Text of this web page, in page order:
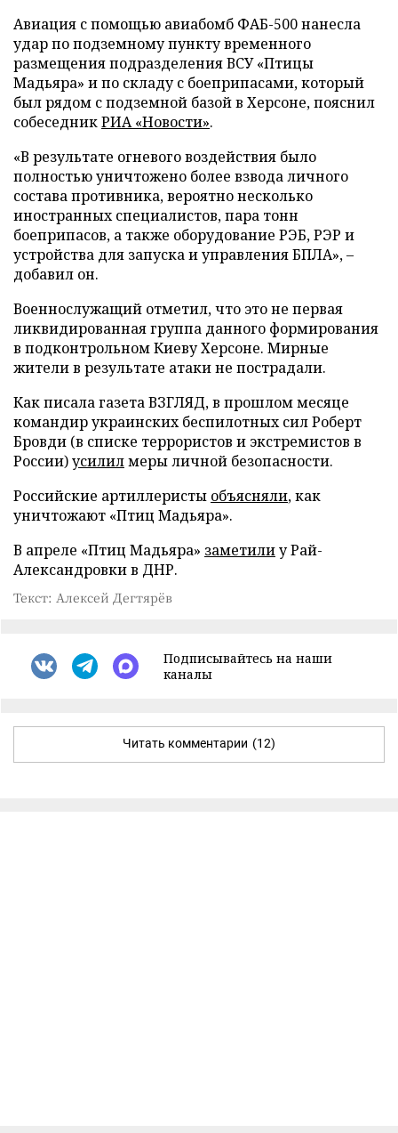
Авиация с помощью авиабомб ФАБ-500 нанесла
удар по подземному пункту временного
размещения подразделения ВСУ «Птицы
Мадьяра» и по складу с боеприпасами, который
был рядом с подземной базой в Херсоне, пояснил
собеседникРИА «Новости».
«В результате огневого воздействия было
полностью уничтожено более взвода личного
состава противника, вероятно несколько
иностранных специалистов, пара тонн
боеприпасов, а также оборудование РЭБ, РЭР и
устройства для запуска и управления БПЛА», –
добавил он.
Военнослужащий отметил, что это не первая
ликвидированная группа данного формирования
в подконтрольном Киеву Херсоне. Мирные
жители в результате атаки не пострадали.
Как писала газета ВЗГЛЯД, в прошлом месяце
командир украинских беспилотных сил Роберт
Бровди (в списке террористов и экстремистов в
России)усилилмеры личной безопасности.
Российские артиллеристы объясняли, как
уничтожают «Птиц Мадьяра».
В апреле «Птиц Мадьяра» заметилиу Рай-
Александровки в ДНР.
Текст: Алексей Дегтярёв
Подписывайтесь на наши
каналы
Читать комментарии (12)